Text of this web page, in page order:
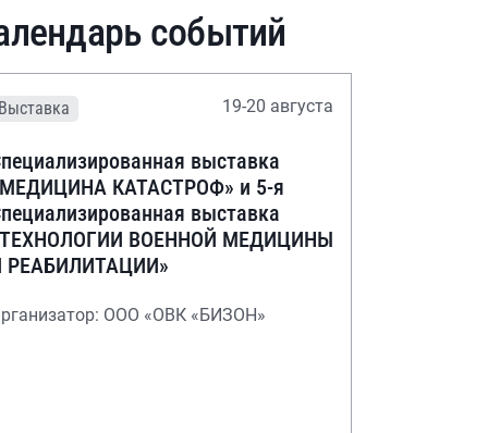
событий
Выставка 19-20 августа
выставка
КАТАСТРОФ» и 5-я
выставка
ВОЕННОЙ МЕДИЦИНЫ
РЕАБИЛИТАЦИИ»
ООО «ОВК «БИЗОН»